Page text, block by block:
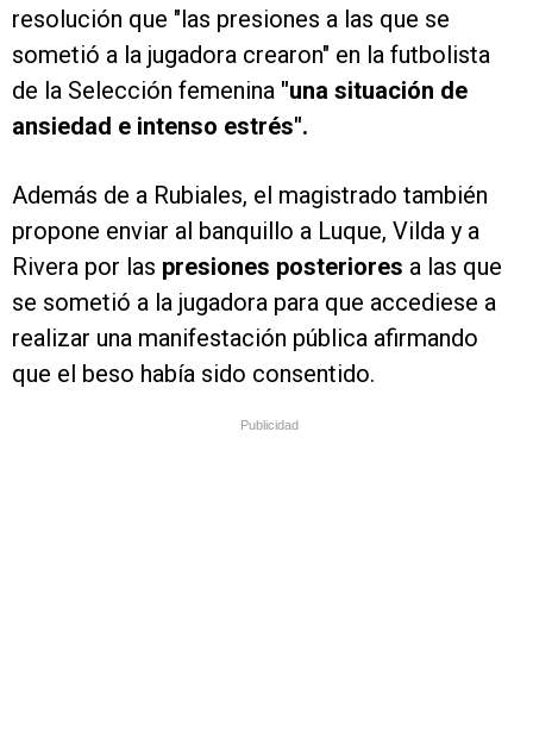
resolución que "las presiones a las que se
sometió a la jugadora crearon" en la futbolista
de la Selección femenina "una situación de
ansiedad e intenso estrés".
Además de a Rubiales, el magistrado también
propone enviar al banquillo a Luque, Vilda y a
Rivera por las presiones posteriores a las que
se sometió a la jugadora para que accediese a
realizar una manifestación pública afirmando
que el beso había sido consentido.
Publicidad